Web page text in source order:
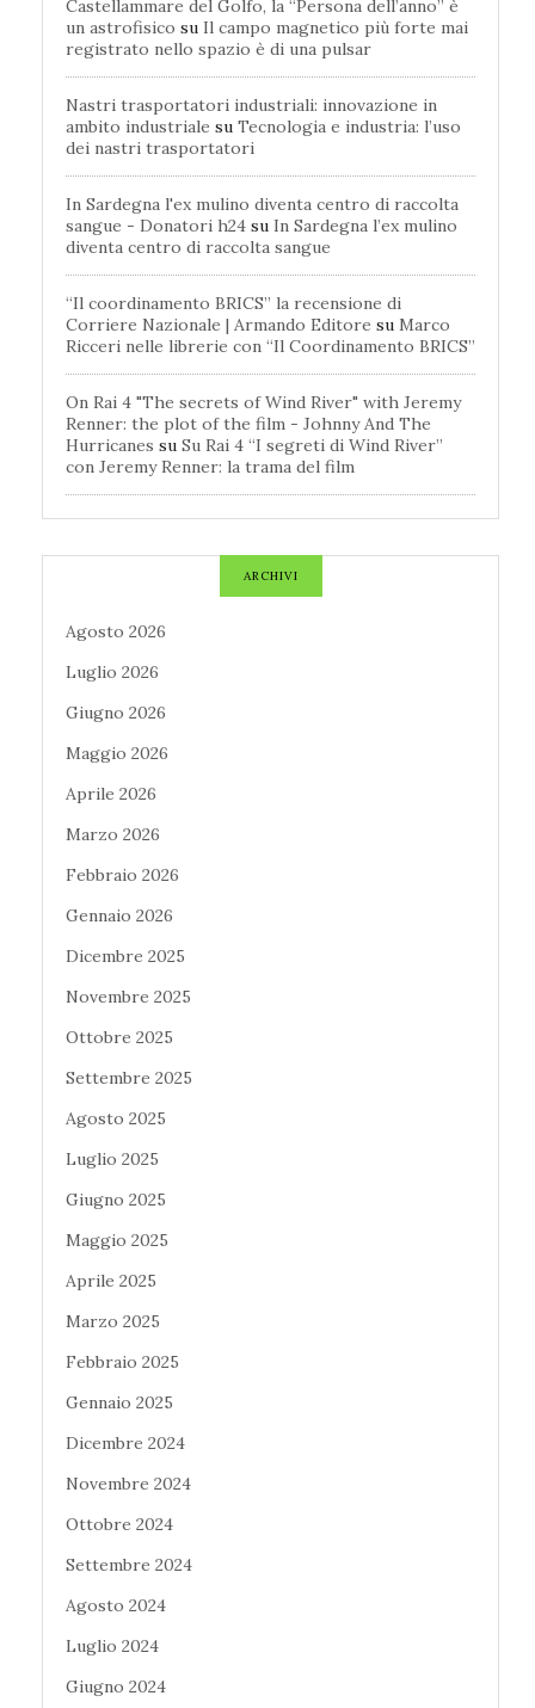
Castellammare del Golfo, la “Persona dell’anno” è
un astrofisico su Il campo magnetico più forte mai
registrato nello spazio è di una pulsar
Nastri trasportatori industriali: innovazione in
ambito industriale su Tecnologia e industria: l’uso
dei nastri trasportatori
In Sardegna l'ex mulino diventa centro di raccolta
sangue - Donatori h24 su In Sardegna l’ex mulino
diventa centro di raccolta sangue
“Il coordinamento BRICS” la recensione di
Corriere Nazionale | Armando Editore su Marco
Ricceri nelle librerie con “Il Coordinamento BRICS”
On Rai 4 "The secrets of Wind River" with Jeremy
Renner: the plot of the film - Johnny And The
Hurricanes su Su Rai 4 “I segreti di Wind River”
con Jeremy Renner: la trama del film
ARCHIVI
Agosto 2026
Luglio 2026
Giugno 2026
Maggio 2026
Aprile 2026
Marzo 2026
Febbraio 2026
Gennaio 2026
Dicembre 2025
Novembre 2025
Ottobre 2025
Settembre 2025
Agosto 2025
Luglio 2025
Giugno 2025
Maggio 2025
Aprile 2025
Marzo 2025
Febbraio 2025
Gennaio 2025
Dicembre 2024
Novembre 2024
Ottobre 2024
Settembre 2024
Agosto 2024
Luglio 2024
Giugno 2024